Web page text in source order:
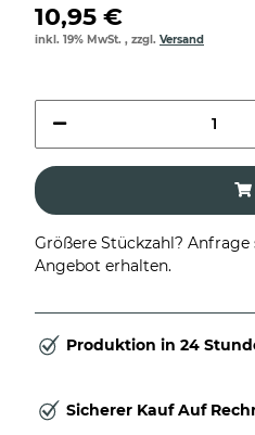
10,95 €
inkl. 19% MwSt. , zzgl. Versand
Größere Stückzahl?
Angebot erhalten.
Produktion in 24
Sicherer Kauf Auf